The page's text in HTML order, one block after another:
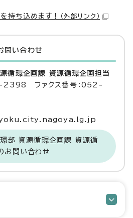
持ち込めます！ （外部リンク）
問い合わせ
循環企画課 資源循環企画担当
2398 ファクス番号：052-
部 資源循環企画課 資源循
お問い合わせ